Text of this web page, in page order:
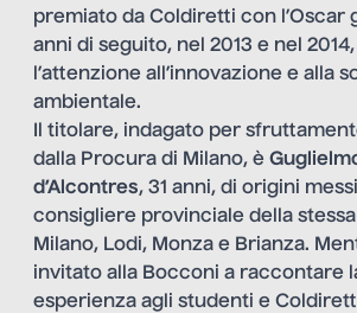
premiato da Coldiretti con l’Oscar
anni di seguito, nel 2013 e nel
l’attenzione all’innovazione e alla
ambientale.
Il titolare, indagato per
dalla Procura di Milano, è
d’Alcontres, 31 anni, di origini
consigliere provinciale della
Milano, Lodi, Monza e Brianza.
invitato alla Bocconi a raccontare
esperienza agli studenti e